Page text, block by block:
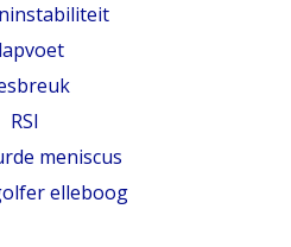
RSI
meniscus
elleboog